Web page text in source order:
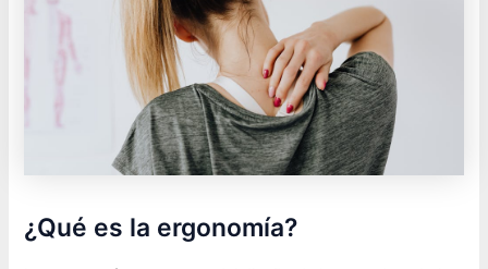
¿Qué es la ergonomía?